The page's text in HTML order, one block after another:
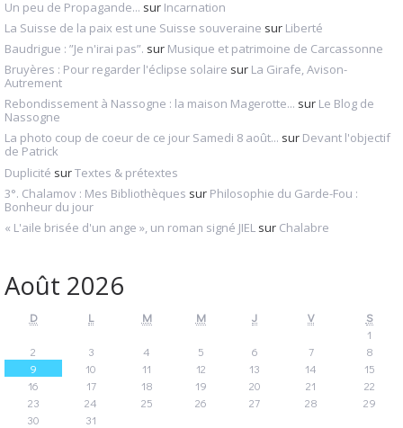
Un peu de Propagande... sur Incarnation
La Suisse de la paix est une Suisse souveraine sur Liberté
Baudrigue : ”Je n'irai pas”. sur Musique et patrimoine de Carcassonne
Bruyères : Pour regarder l'éclipse solaire sur La Girafe, Avison-
Autrement
Rebondissement à Nassogne : la maison Magerotte... sur Le Blog de
Nassogne
La photo coup de coeur de ce jour Samedi 8 août... sur Devant l'objectif
de Patrick
Duplicité surTextes & prétextes
3°. Chalamov : Mes Bibliothèques sur Philosophie du Garde-Fou :
Bonheur du jour
« L'aile brisée d'un ange », un roman signé JIEL sur Chalabre
Août 2026
D L M M J V
S
1
2
3 4 5 6 7
8
9
10 11 12 13 14
15
16
17 18 19 20 21
22
23
24 25 26 27 28
29
30
31